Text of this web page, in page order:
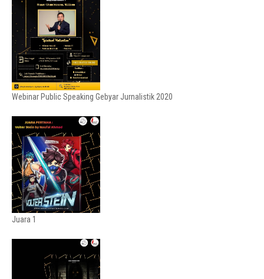
Webinar Public Speaking Gebyar Jurnalistik 2020
Juara 1